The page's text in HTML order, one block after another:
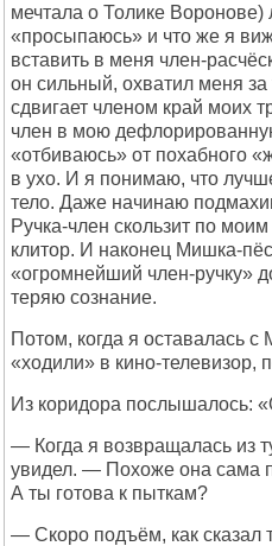
мечтала о Толике Воронове)
«просыпаюсь» и что же я
вставить в меня член-
он сильный, охватил меня
сдвигает членом край моих
член в мою
«отбиваюсь» от похабного
в ухо. И я понимаю, что
тело. Даже начинаю
Ручка-член скользит по
клитор. И наконец Мишка-
«огромнейший член-ручку»
теряю сознание.
Потом, когда я оставалась
«ходили» в кино-телевизор,
Из коридора послышалось:
— Когда я возвращалась из
увидел. — Похоже она сама
А ты готова к пыткам?
— Скоро подъём, как сказал